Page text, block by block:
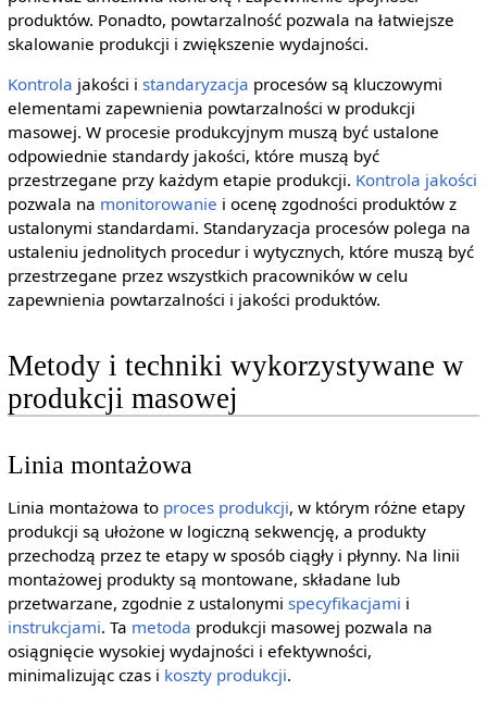
produktów. Ponadto, powtarzalność pozwala na łatwiejsze
skalowanie produkcji i zwiększenie wydajności.
Kontrola jakości i standaryzacja procesów są kluczowymi
elementami zapewnienia powtarzalności w produkcji
masowej. W procesie produkcyjnym muszą być ustalone
odpowiednie standardy jakości, które muszą być
przestrzegane przy każdym etapie produkcji. Kontrola jakości
pozwala na monitorowanie i ocenę zgodności produktów z
ustalonymi standardami. Standaryzacja procesów polega na
ustaleniu jednolitych procedur i wytycznych, które muszą być
przestrzegane przez wszystkich pracowników w celu
zapewnienia powtarzalności i jakości produktów.
Metody i techniki wykorzystywane w
produkcji masowej
Linia montażowa
Linia montażowa to proces produkcji, w którym różne etapy
produkcji są ułożone w logiczną sekwencję, a produkty
przechodzą przez te etapy w sposób ciągły i płynny. Na linii
montażowej produkty są montowane, składane lub
przetwarzane, zgodnie z ustalonymi specyfikacjami i
instrukcjami. Ta metoda produkcji masowej pozwala na
osiągnięcie wysokiej wydajności i efektywności,
minimalizując czas i koszty produkcji.